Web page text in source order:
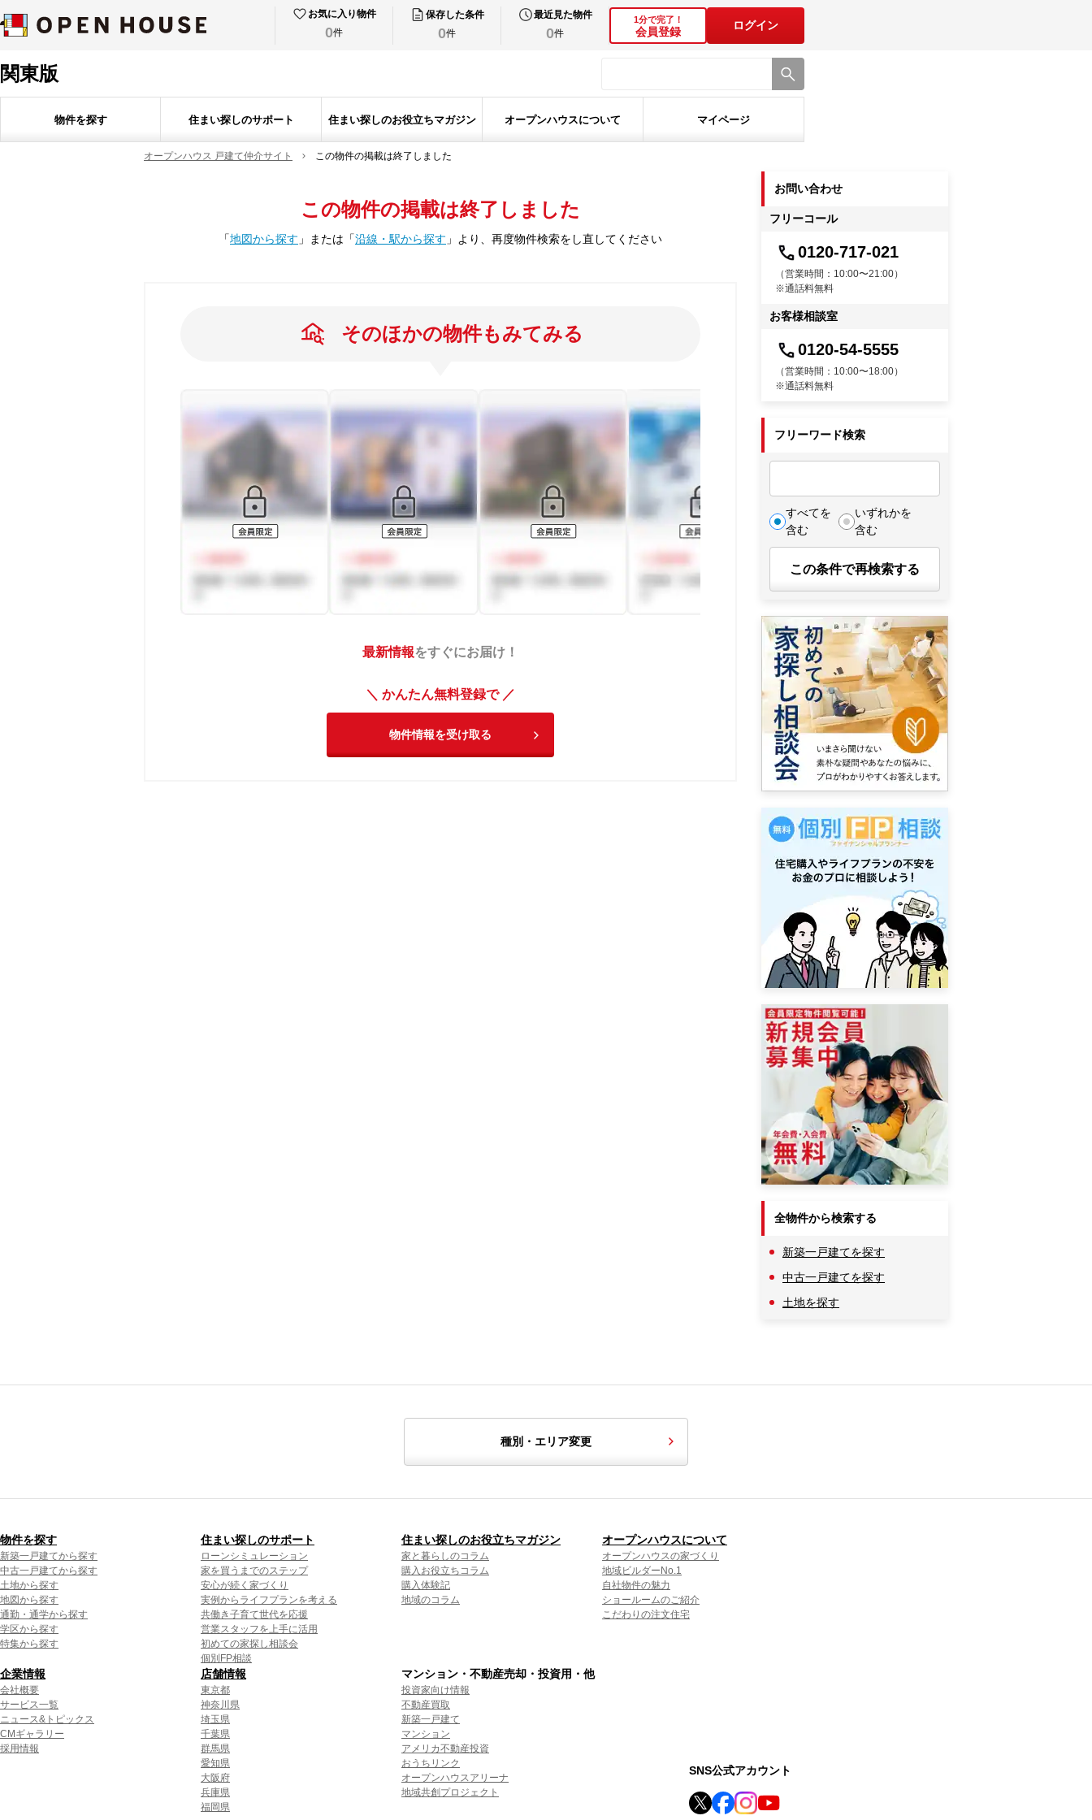
お気に入り物件
0件
保存した条件
0件
最近見た物件
0件
1分で完了！
会員登録
ログイン
関東版
物件を探す 住まい探しのサポート 住まい探しのお役立ちマガジン オープンハウスについて マイページ
オープンハウス 戸建て仲介サイト この物件の掲載は終了しました
この物件の掲載は終了しました
「地図から探す 」 または 「沿線・駅から探す 」 より、再度物件検索をし直してください
そのほかの物件もみてみる
最新情報をすぐにお届け！
＼ かんたん無料登録で ／
物件情報を受け取る
お問い合わせ
フリーコール
0120-717-021
（営業時間：10:00〜21:00）
※通話料無料
お客様相談室
0120-54-5555
（営業時間：10:00〜18:00）
※通話料無料
フリーワード検索
すべてを
含む
いずれかを
含む
この条件で再検索する
全物件から検索する
新築一戸建てを探す
中古一戸建てを探す
土地を探す
種別・エリア変更
物件を探す
新築一戸建てから探す
中古一戸建てから探す
土地から探す
地図から探す
通勤・通学から探す
学区から探す
特集から探す
住まい探しのサポート
ローンシミュレーション
家を買うまでのステップ
安心が続く家づくり
実例からライフプランを考える
共働き子育て世代を応援
営業スタッフを上手に活用
初めての家探し相談会
個別FP相談
住まい探しのお役立ちマガジン
家と暮らしのコラム
購入お役立ちコラム
購入体験記
地域のコラム
オープンハウスについて
オープンハウスの家づくり
地域ビルダーNo.1
自社物件の魅力
ショールームのご紹介
こだわりの注文住宅
企業情報
会社概要
サービス一覧
ニュース&トピックス
CMギャラリー
採用情報
店舗情報
東京都
神奈川県
埼玉県
千葉県
群馬県
愛知県
大阪府
兵庫県
福岡県
マンション・不動産売却・投資用・他
投資家向け情報
不動産買取
新築一戸建て
マンション
アメリカ不動産投資
おうちリンク
オープンハウスアリーナ
地域共創プロジェクト
SNS公式アカウント